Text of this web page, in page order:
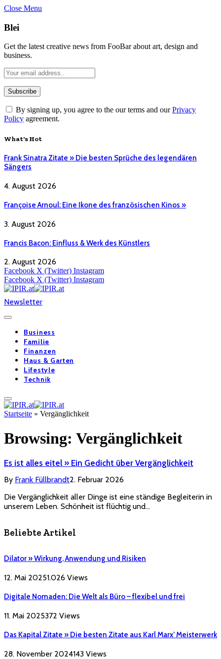
Close Menu
Blei
Get the latest creative news from FooBar about art, design and
business.
By signing up, you agree to the our terms and ourPrivacy
Policy agreement.
What's Hot
Frank Sinatra Zitate » Die besten Sprüche des legendären
Sängers
4. August 2026
Françoise Arnoul: Eine Ikone des französischen Kinos »
3. August 2026
Francis Bacon: Einfluss & Werk des Künstlers
2. August 2026
Facebook X (Twitter) Instagram
Facebook X (Twitter) Instagram
Newsletter
Business
Familie
Finanzen
Haus & Garten
Lifestyle
Technik
Startseite » Vergänglichkeit
Browsing: Vergänglichkeit
Es ist alles eitel » Ein Gedicht über Vergänglichkeit
By Frank Füllbrandt2. Februar 2026
Die Vergänglichkeit aller Dinge ist eine ständige Begleiterin in
unserem Leben. Schönheit ist flüchtig und…
Beliebte Artikel
Dilator » Wirkung, Anwendung und Risiken
12. Mai 20251.026 Views
Digitale Nomaden: Die Welt als Büro – flexibel und frei
11. Mai 2025372 Views
Das Kapital Zitate » Die besten Zitate aus Karl Marx’ Meisterwerk
28. November 2024143 Views